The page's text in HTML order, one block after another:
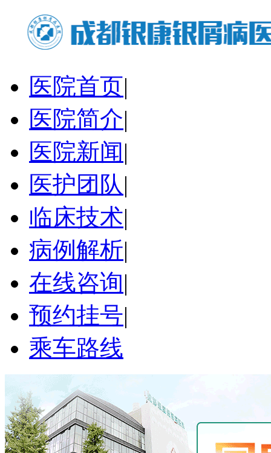
医院首页|
医院简介|
医院新闻|
医护团队|
临床技术|
病例解析|
在线咨询|
预约挂号|
乘车路线